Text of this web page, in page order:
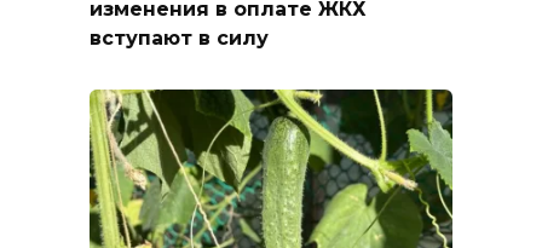
изменения в оплате ЖКХ
вступают в силу